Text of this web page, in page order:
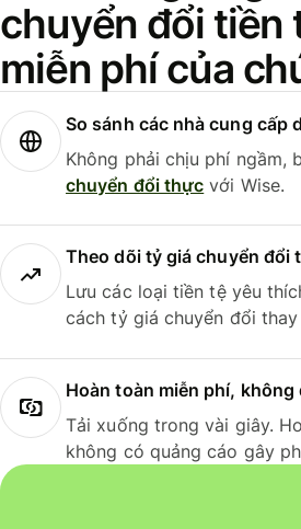
chuyển đổi tiền
miễn phí của
So sánh các nhà cung cấp
Không phải chịu phí ngầm,
chuyển đổi thực với Wise.
Theo dõi tỷ giá chuyển đổi
Lưu các loại tiền tệ yêu
cách tỷ giá chuyển đổi
Hoàn toàn miễn phí, không
Tải xuống trong vài giây.
không có quảng cáo gây